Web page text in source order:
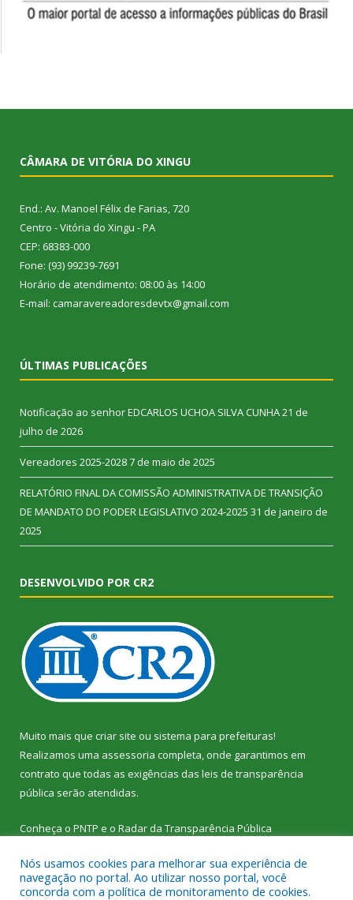
CÂMARA DE VITÓRIA DO XINGU
End.: Av. Manoel Félix de Farias, 720
Centro - Vitória do Xingu - PA
CEP: 68383-000
Fone: (93) 99239-7691
Horário de atendimento: 08:00 às 14:00
E-mail: camaravereadoresdevtx@gmail.com
ÚLTIMAS PUBLICAÇÕES
Notificação ao senhor EDCARLOS UCHOA SILVA CUNHA21 de
julho de 2026
Vereadores 2025-20287 de maio de 2025
RELATÓRIO FINAL DA COMISSÃO ADMINISTRATIVA DE TRANSIÇÃO
DE MANDATO DO PODER LEGISLATIVO 2024-2025 31 de janeiro de
2025
DESENVOLVIDO POR CR2
Muito mais que criar site ou sistema para prefeituras!
Realizamos uma assessoria completa, onde garantimos em
contrato que todas as exigências das leis de transparência
pública serão atendidas.
Conheça o PNTP e o Radar da Transparência Pública
Nós usamos cookies para melhorar sua experiência de
navegação no portal. Ao utilizar nosso portal, você
concorda com a política de monitoramento de cookies.